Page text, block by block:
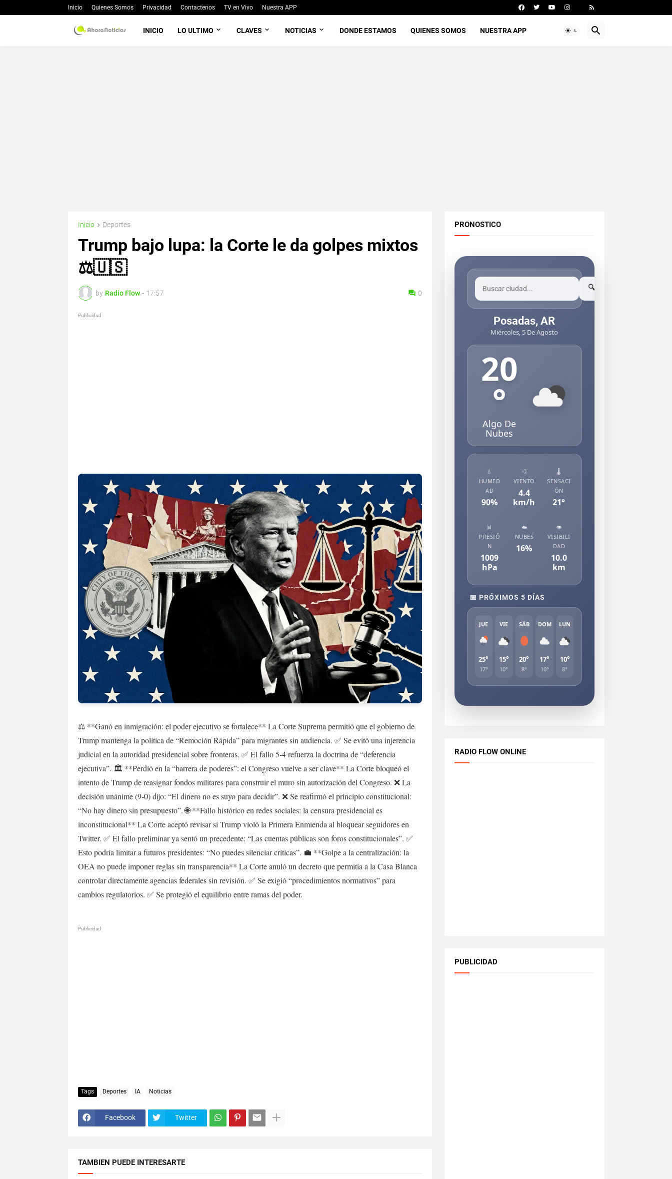
Inicio Quienes Somos Privacidad Contactenos TV en Vivo Nuestra APP
INICIO LO ULTIMO CLAVES NOTICIAS DONDE ESTAMOS QUIENES SOMOS NUESTRA APP
Inicio Deportes
Trump bajo lupa: la Corte le da golpes mixtos
⚖️🇺🇸
by Radio Flow - 17:57 0
Publicidad
⚖️ **Ganó en inmigración: el poder ejecutivo se fortalece** La Corte Suprema permitió que el gobierno de
Trump mantenga la política de “Remoción Rápida” para migrantes sin audiencia. ✅ Se evitó una injerencia
judicial en la autoridad presidencial sobre fronteras. ✅ El fallo 5-4 refuerza la doctrina de “deferencia
ejecutiva”. 🏛️ **Perdió en la “barrera de poderes”: el Congreso vuelve a ser clave** La Corte bloqueó el
intento de Trump de reasignar fondos militares para construir el muro sin autorización del Congreso. ❌ La
decisión unánime (9-0) dijo: “El dinero no es suyo para decidir”. ❌ Se reafirmó el principio constitucional:
“No hay dinero sin presupuesto”. 🌐 **Fallo histórico en redes sociales: la censura presidencial es
inconstitucional** La Corte aceptó revisar si Trump violó la Primera Enmienda al bloquear seguidores en
Twitter. ✅ El fallo preliminar ya sentó un precedente: “Las cuentas públicas son foros constitucionales”. ✅
Esto podría limitar a futuros presidentes: “No puedes silenciar críticas”. 💼 **Golpe a la centralización: la
OEA no puede imponer reglas sin transparencia** La Corte anuló un decreto que permitía a la Casa Blanca
controlar directamente agencias federales sin revisión. ✅ Se exigió “procedimientos normativos” para
cambios regulatorios. ✅ Se protegió el equilibrio entre ramas del poder.
Publicidad
Tags Deportes IA Noticias
Facebook Twitter
TAMBIEN PUEDE INTERESARTE
PRONOSTICO
🔍
Posadas, AR
Miércoles, 5 De Agosto
20
°
Algo De
Nubes
💧
HUMED
AD
90%
💨
VIENTO
4.4
km/h
🌡️
SENSACI
ÓN
21°
📊
PRESIÓ
N
1009
hPa
☁️
NUBES
16%
👁️
VISIBILI
DAD
10.0
km
📅 PRÓXIMOS 5 DÍAS
JUE
25°
17°
VIE
15°
10°
SÁB
20°
8°
DOM
17°
10°
LUN
10°
8°
RADIO FLOW ONLINE
PUBLICIDAD